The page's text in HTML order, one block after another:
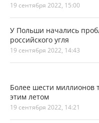
19 сентября 2022, 15:00
У Польши начались
российского угля
19 сентября 2022, 14:43
Более шести миллионов
этим летом
19 сентября 2022, 14:21